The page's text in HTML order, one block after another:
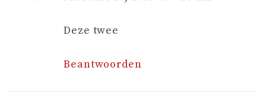
Deze twee
Beantwoorden